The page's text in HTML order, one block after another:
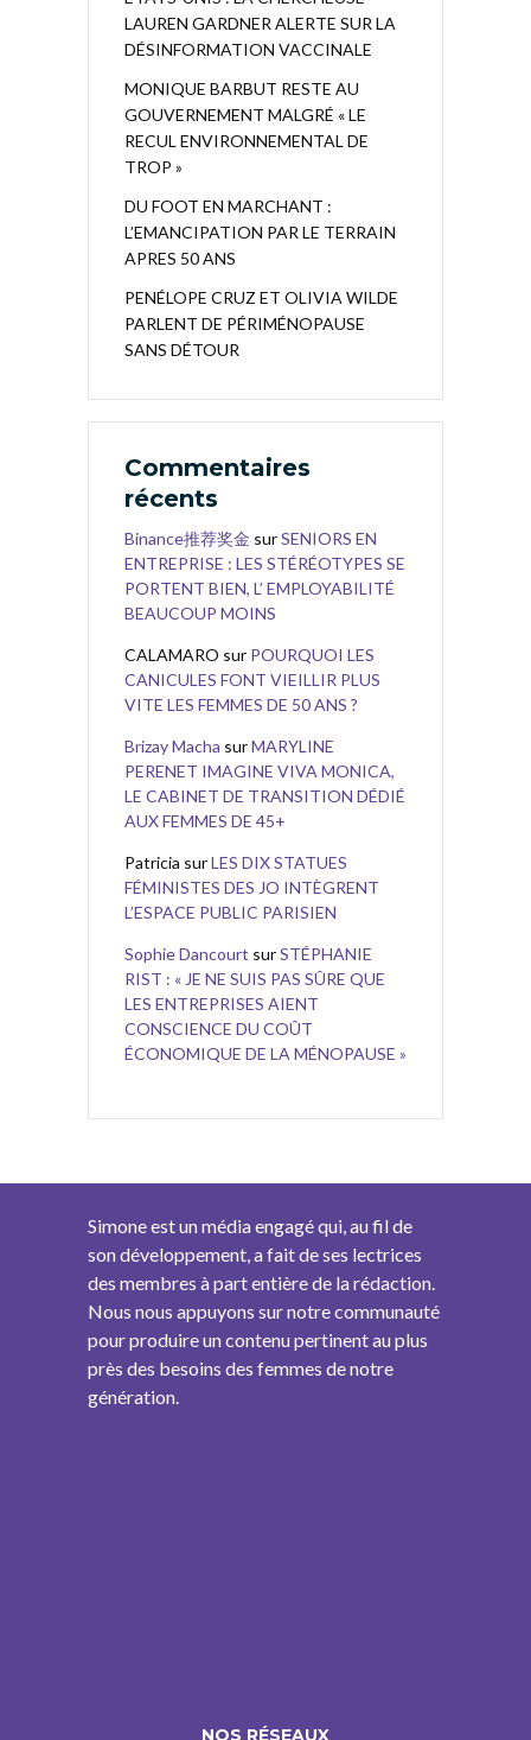
LAUREN GARDNER ALERTE SUR LA
DÉSINFORMATION VACCINALE
MONIQUE BARBUT RESTE AU
GOUVERNEMENT MALGRÉ « LE
RECUL ENVIRONNEMENTAL DE
TROP »
DU FOOT EN MARCHANT :
L’EMANCIPATION PAR LE TERRAIN
APRES 50 ANS
PENÉLOPE CRUZ ET OLIVIA WILDE
PARLENT DE PÉRIMÉNOPAUSE
SANS DÉTOUR
Commentaires
récents
Binance推荐奖金 surSENIORS EN
ENTREPRISE : LES STÉRÉOTYPES SE
PORTENT BIEN, L’ EMPLOYABILITÉ
BEAUCOUP MOINS
CALAMARO sur POURQUOI LES
CANICULES FONT VIEILLIR PLUS
VITE LES FEMMES DE 50 ANS ?
Brizay Macha surMARYLINE
PERENET IMAGINE VIVA MONICA,
LE CABINET DE TRANSITION DÉDIÉ
AUX FEMMES DE 45+
Patricia surLES DIX STATUES
FÉMINISTES DES JO INTÈGRENT
L’ESPACE PUBLIC PARISIEN
Sophie Dancourt surSTÉPHANIE
RIST : « JE NE SUIS PAS SÛRE QUE
LES ENTREPRISES AIENT
CONSCIENCE DU COÛT
ÉCONOMIQUE DE LA MÉNOPAUSE »
Simone est un média engagé qui, au fil de
son développement, a fait de ses lectrices
des membres à part entière de la rédaction.
Nous nous appuyons sur notre communauté
pour produire un contenu pertinent au plus
près des besoins des femmes de notre
génération.
NOS RÉSEAUX